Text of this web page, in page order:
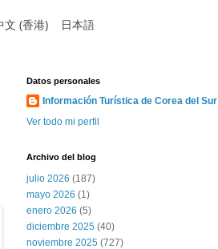
文 (香港) 日本語
Datos personales
Información Turística de Corea del Sur
Ver todo mi perfil
Archivo del blog
julio 2026 (187)
mayo 2026 (1)
enero 2026 (5)
diciembre 2025 (40)
noviembre 2025 (727)